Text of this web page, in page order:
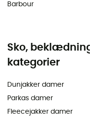
Barbour
Sko,
kategorier
Dunjakker damer
Parkas damer
Fleecejakker damer